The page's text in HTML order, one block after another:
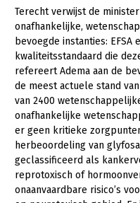
Natuur, klimaat en
Bodem en water
Platteland en
Mens,
Internationaal
Sectoren
Dier
Biologische Landbouw
Plant
Terecht verwijst de
onafhankelijke,
bevoegde instanties: EFSA
kwaliteitsstandaard die
refereert Adema aan de
de meest actuele stand
van 2400
onafhankelijke
er geen kritieke
herbeoordeling van
geclassificeerd als
reprotoxisch of
onaanvaardbare risico’s